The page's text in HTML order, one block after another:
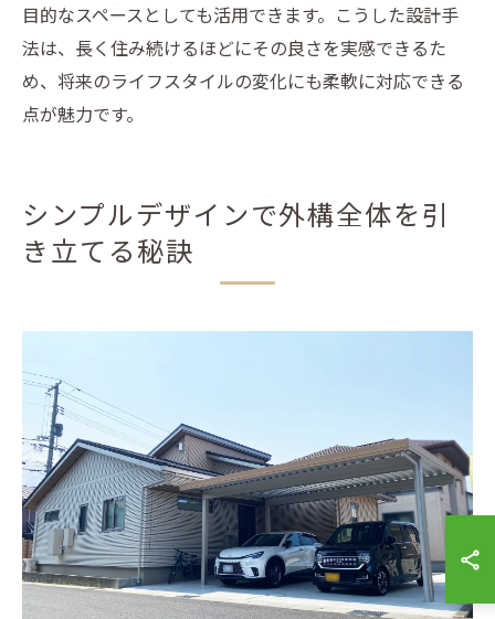
目的なスペースとしても活用できます。こうした設計手
法は、長く住み続けるほどにその良さを実感できるた
め、将来のライフスタイルの変化にも柔軟に対応できる
点が魅力です。
シンプルデザインで外構全体を引
き立てる秘訣